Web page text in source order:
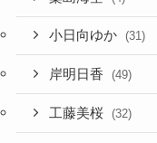
小日向ゆか (31)
岸明日香 (49)
工藤美桜 (32)